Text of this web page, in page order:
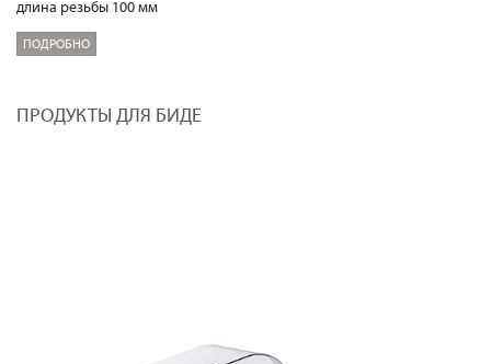
длина резьбы 100 мм
ПОДРОБНО
ПРОДУКТЫ ДЛЯ БИДЕ